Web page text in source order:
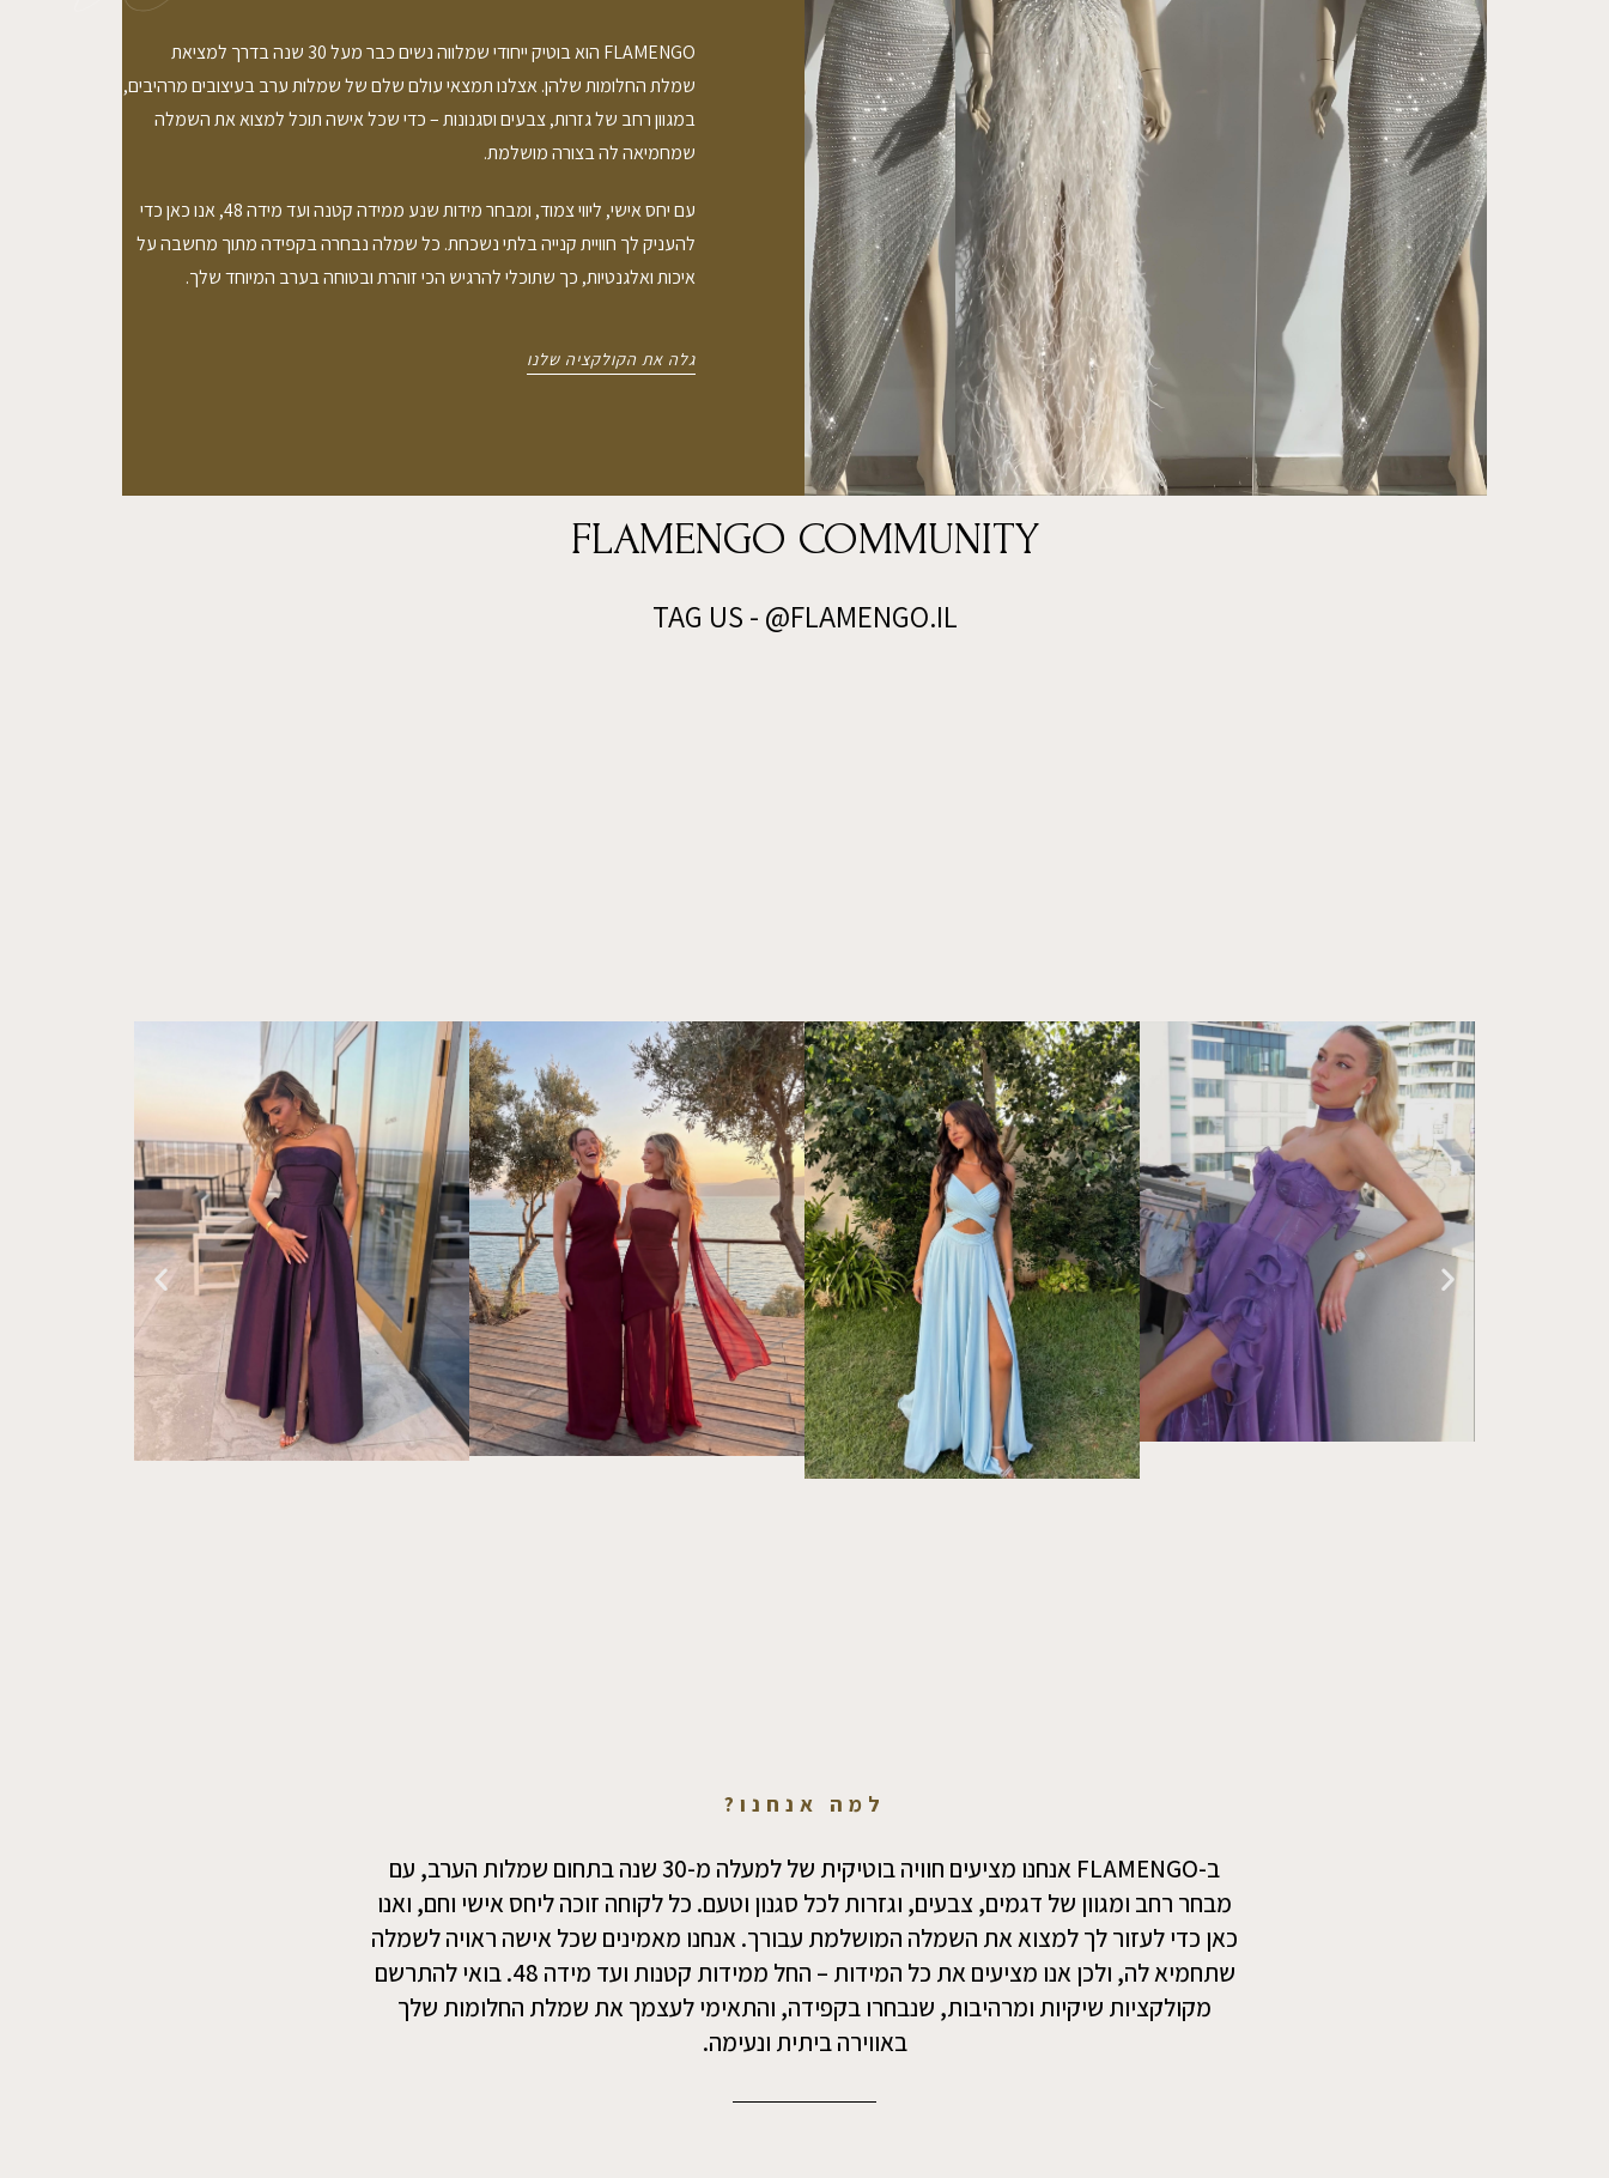
FLAMENGO הוא בוטיק ייחודי שמלווה נשים כבר מעל 30 שנה בדרך למציאת
שמלת החלומות שלהן. אצלנו תמצאי עולם שלם של שמלות ערב בעיצובים מרהיבים,
במגוון רחב של גזרות, צבעים וסגנונות – כדי שכל אישה תוכל למצוא את השמלה
שמחמיאה לה בצורה מושלמת.
עם יחס אישי, ליווי צמוד, ומבחר מידות שנע ממידה קטנה ועד מידה 48, אנו כאן כדי
להעניק לך חוויית קנייה בלתי נשכחת. כל שמלה נבחרה בקפידה מתוך מחשבה על
איכות ואלגנטיות, כך שתוכלי להרגיש הכי זוהרת ובטוחה בערב המיוחד שלך.
גלה את הקולקציה שלנו
FLAMENGO COMMUNITY
TAG US - @FLAMENGO.IL
למה אנחנו?
ב-FLAMENGO אנחנו מציעים חוויה בוטיקית של למעלה מ-30 שנה בתחום שמלות הערב, עם
מבחר רחב ומגוון של דגמים, צבעים, וגזרות לכל סגנון וטעם. כל לקוחה זוכה ליחס אישי וחם, ואנו
כאן כדי לעזור לך למצוא את השמלה המושלמת עבורך. אנחנו מאמינים שכל אישה ראויה לשמלה
שתחמיא לה, ולכן אנו מציעים את כל המידות – החל ממידות קטנות ועד מידה 48. בואי להתרשם
מקולקציות שיקיות ומרהיבות, שנבחרו בקפידה, והתאימי לעצמך את שמלת החלומות שלך
באווירה ביתית ונעימה.